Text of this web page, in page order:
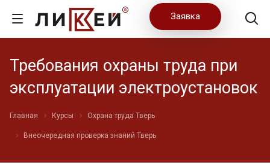
Заявка
Требования охраны труда при
эксплуатации электроустановок
Главная Курсы Охрана труда Тверь
Внеочередная проверка знаний Тверь